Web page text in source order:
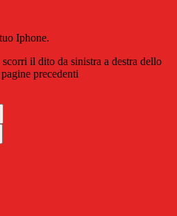
Iphone.
il dito da sinistra a destra dello
precedenti